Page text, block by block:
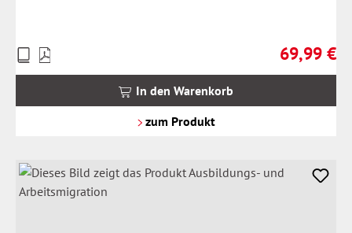
Regulärer
69,99 €
Preise
inkl.
In den Warenkorb
zum Produkt